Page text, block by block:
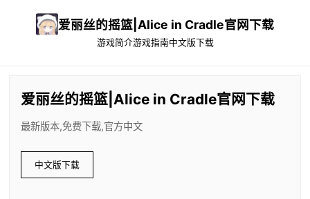
爱丽丝的摇篮|Alice in Cradle官网下载
游戏简介游戏指南中文版下载
爱丽丝的摇篮|Alice in Cradle官网下载
最新版本,免费下载,官方中文
中文版下载